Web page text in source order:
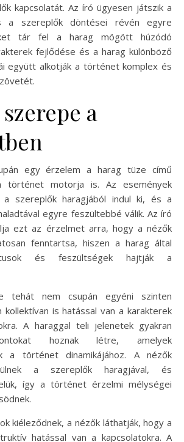
kapcsolatát. Az író ügyesen játszik a
a szereplők döntései révén egyre
tár fel a harag mögött húzódó
fejlődése és a harag különböző
együtt alkotják a történet komplex és
a
egy érzelem a harag tüze című
történet motorja is. Az események
a szereplők haragjából indul ki, és a
egyre feszültebbé válik. Az író
ezt az érzelmet arra, hogy a nézők
fenntartsa, hiszen a harag által
és feszültségek hajtják a
tehát nem csupán egyéni szinten
kollektívan is hatással van a karakterek
A haraggal teli jelenetek gyakran
hoznak létre, amelyek
a történet dinamikájához. A nézők
a szereplők haragjával, és
így a történet érzelmi mélységei
kiéleződnek, a nézők láthatják, hogy a
hatással van a kapcsolatokra. A